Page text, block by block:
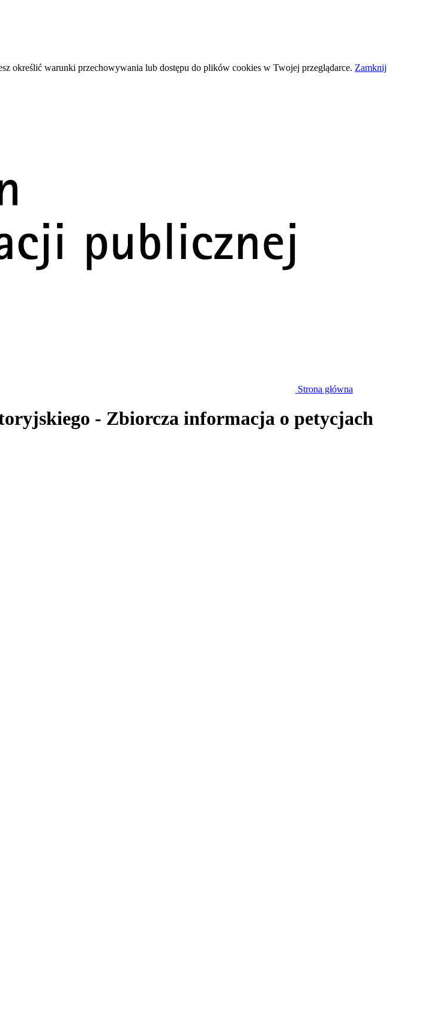
określić warunki przechowywania lub dostępu do plików cookies w Twojej przeglądarce. Zamknij
Strona główna
- Zbiorcza informacja o petycjach